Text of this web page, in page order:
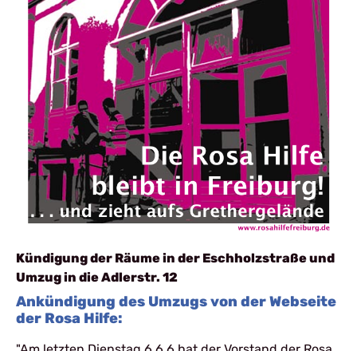
Kündigung der Räume in der Eschholzstraße und
Umzug in die Adlerstr. 12
Ankündigung des Umzugs von der Webseite
der Rosa Hilfe: